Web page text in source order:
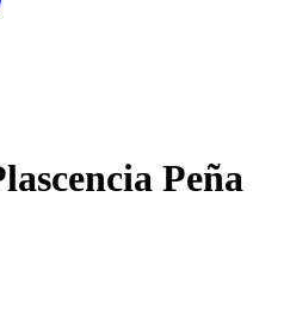
Peña